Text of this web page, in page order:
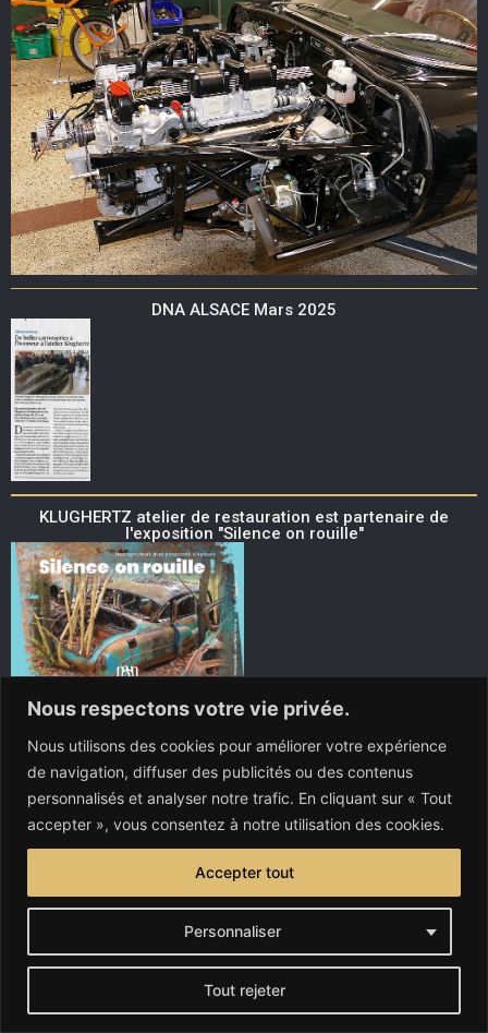
Nous respectons votre vie privée.
Nous utilisons des cookies pour améliorer votre expérience
de navigation, diffuser des publicités ou des contenus
personnalisés et analyser notre trafic. En cliquant sur « Tout
accepter », vous consentez à notre utilisation des cookies.
Personnaliser
Tout rejeter
Accepter tout
DNA ALSACE Mars 2025
KLUGHERTZ atelier de restauration est partenaire de
l'exposition "Silence on rouille"
Journée technique du 30/03/2023 avec les passionnés
d’Anglaises
(photos : Michel Christen)